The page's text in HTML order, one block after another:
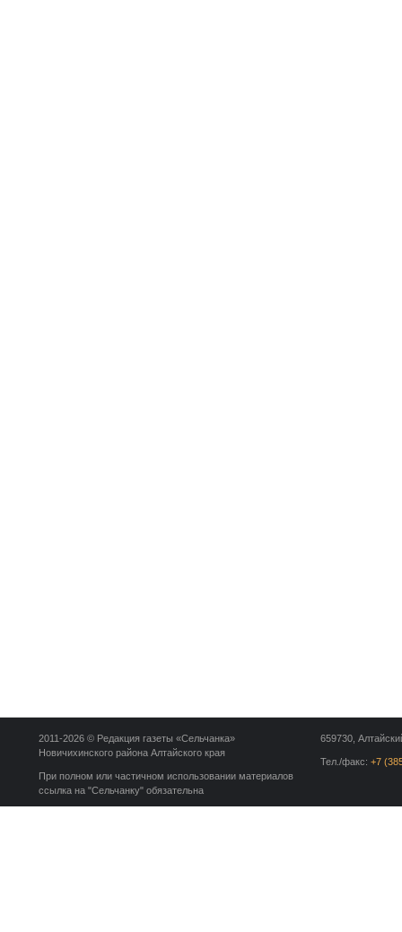
659730,
Тел./факс: +7
2011-2026 © Редакция газеты «Сельчанка»
Новичихинского района Алтайского края
При полном или частичном использовании материалов
ссылка на "Сельчанку" обязательна